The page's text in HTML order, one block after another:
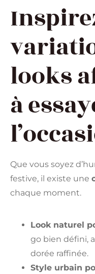
looks
à
Que vous soyez
festive, il existe une
chaque moment.
Look naturel
go bien défini,
dorée raffinée.
Style urbain